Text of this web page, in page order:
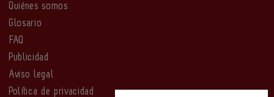
Quiénes somos
Glosario
FAQ
Publicidad
Aviso legal
Política de privacidad